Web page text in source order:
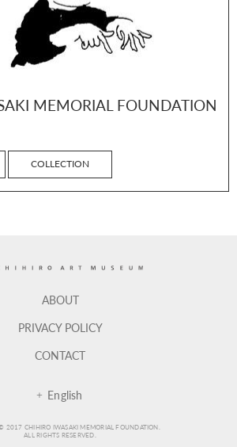
MEMORIAL FOUNDATION
COLLECTION
ABOUT
PRIVACY POLICY
CONTACT
English
2017 CHIHIRO IWASAKI MEMORIAL FOUNDATION.
ALL RIGHTS RESERVED.